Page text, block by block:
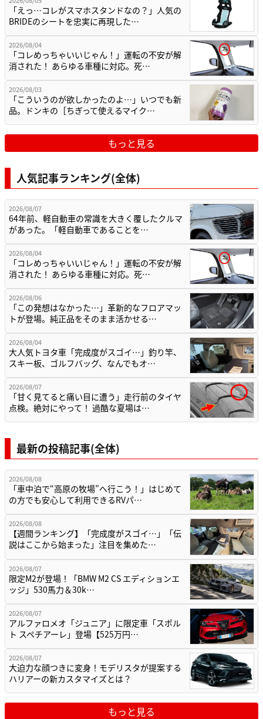
「えっ…コレがスマホスタンドなの？」人気の
BRIDEのシートを忠実に再現した…
2026/08/04
「コレめっちゃいいじゃん！」運転の不安が解
消された！ あらゆる車種に対応。死…
2026/08/03
「こういうのが欲しかったのよ…」いつでも新
品。ドンキの［ちぎって使えるマイク…
もっと見る
人気記事ランキング(全体)
2026/08/07
64年前、軽自動車の常識を大きく覆したクルマ
があった。「軽自動車であることを…
2026/08/04
「コレめっちゃいいじゃん！」運転の不安が解
消された！ あらゆる車種に対応。死…
2026/08/06
「この発想はなかった…」革新的なフロアマッ
トが登場。純正品をそのまま活かせる…
2026/08/04
大人気トヨタ車「完成度がスゴイ…」釣り竿、
スキー板、ゴルフバッグ、なんでもオ…
2026/08/07
「甘く見てると痛い目に遭う」走行前のタイヤ
点検。絶対にやって！ 過酷な夏場は…
最新の投稿記事(全体)
2026/08/08
「車中泊で“高原の牧場”へ行こう！」はじめて
の方でも安心して利用できるRVパ…
2026/08/08
【週間ランキング】「完成度がスゴイ…」「伝
説はここから始まった」注目を集めた…
2026/08/07
限定M2が登場！「BMW M2 CS エディションエ
ッジ」530馬力＆30k…
2026/08/07
アルファロメオ「ジュニア」に限定車「スポル
ト スペチアーレ」登場【525万円…
2026/08/07
大迫力な顔つきに変身！モデリスタが提案する
ハリアーの新カスタマイズとは？
もっと見る